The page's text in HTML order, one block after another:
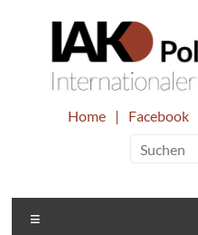
IAK.
Reisen
Internationaler
Home | Facebook